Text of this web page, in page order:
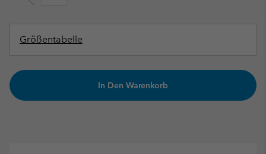
Größentabelle
In Den Warenkorb